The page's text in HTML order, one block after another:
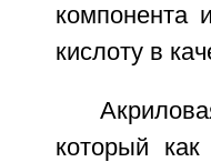
компонента
кислоту в
который